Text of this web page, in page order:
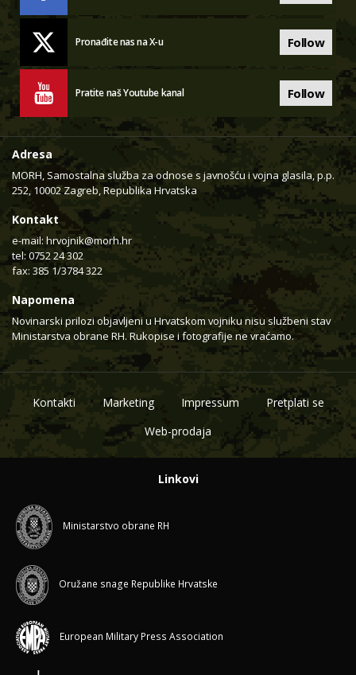
Pronađite nas na X-u Follow
Pratite naš Youtube kanal Follow
Adresa
MORH, Samostalna služba za odnose s javnošću i vojna glasila, p.p.
252, 10002 Zagreb, Republika Hrvatska
Kontakt
e-mail: hrvojnik@morh.hr
tel: 0752 24 302
fax: 385 1/3784 322
Napomena
Novinarski prilozi objavljeni u Hrvatskom vojniku nisu službeni stav
Ministarstva obrane RH. Rukopise i fotografije ne vraćamo.
Kontakti Marketing Impressum
Pretplati se
Web-prodaja
Linkovi
Ministarstvo obrane RH
Oružane snage Republike Hrvatske
European Military Press Association